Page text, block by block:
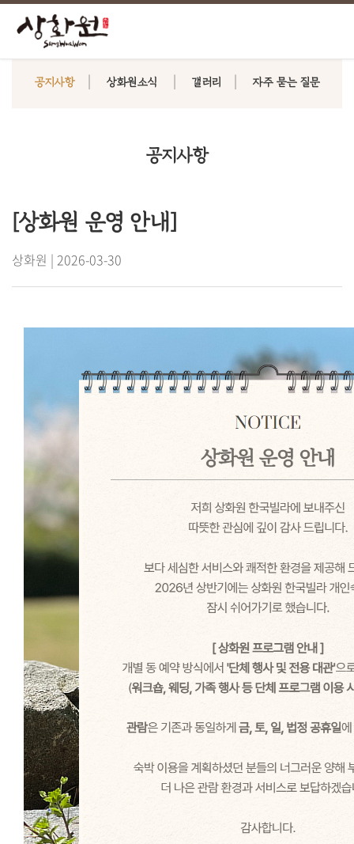
공지사항 상화원소식 갤러리 자주 묻는 질문
공지사항
[상화원 운영 안내]
상화원 | 2026-03-30